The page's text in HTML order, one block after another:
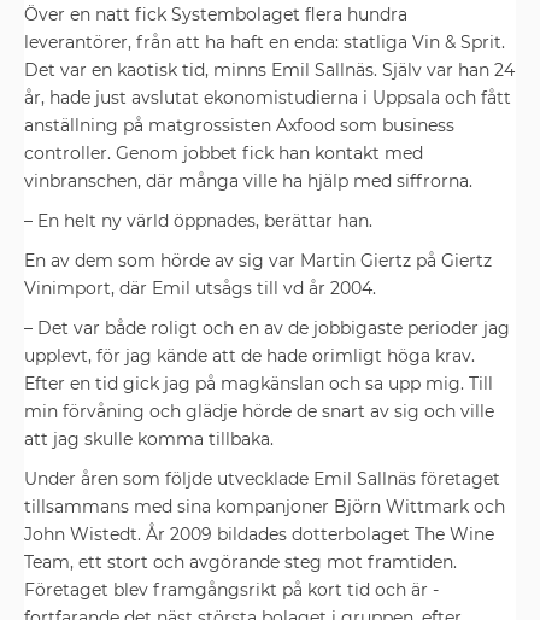
Över en natt fick System­bolaget flera hundra
leverantörer, från att ha haft en enda: statliga Vin & Sprit.
Det var en kaotisk tid, minns Emil ­Sallnäs. Själv var han 24
år, hade just avslutat ekonomistudierna i ­Uppsala och fått
anställning på matgross­isten Axfood som business
controller. ­Genom jobbet fick han kontakt med
vinbranschen, där många ville ha hjälp med siffrorna.
– En helt ny värld öppnades, ­berättar han.
En av dem som hörde av sig var Martin Giertz på Giertz
Vinimport, där Emil utsågs till vd år 2004.
– Det var både roligt och en av de jobbigaste perioder jag
upplevt, för jag kände att de hade orimligt höga krav.
Efter en tid gick jag på magkänslan och sa upp mig. Till
min förvåning och glädje hörde de snart av sig och ville
att jag skulle komma tillbaka.
Under åren som följde ­utvecklade Emil Sallnäs företaget
tillsammans med sina kompanjoner Björn ­Wittmark och
John Wistedt. År 2009 bildades dotterbolaget The Wine
Team, ett stort och avgörande steg mot framtiden.
Företaget blev framgångsrikt på kort tid och är ­